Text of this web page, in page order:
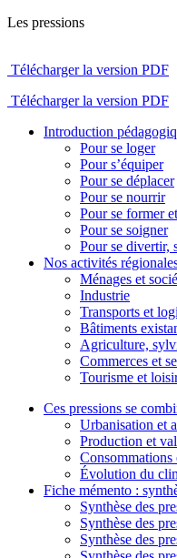
Les pressions
Télécharger la version PDF
Télécharger la version PDF
Introduction
Pour se loger
Pour s’équiper
Pour se déplacer
Pour se nourrir
Pour se former
Pour se soigner
Pour se divertir,
Nos activités
Ménages et
Industrie
Transports et
Bâtiments
Agriculture,
Commerces et
Tourisme et
Ces pressions se
Urbanisation et
Production et
Consommations
Évolution du
Fiche mémento :
Synthèse des
Synthèse des
Synthèse des